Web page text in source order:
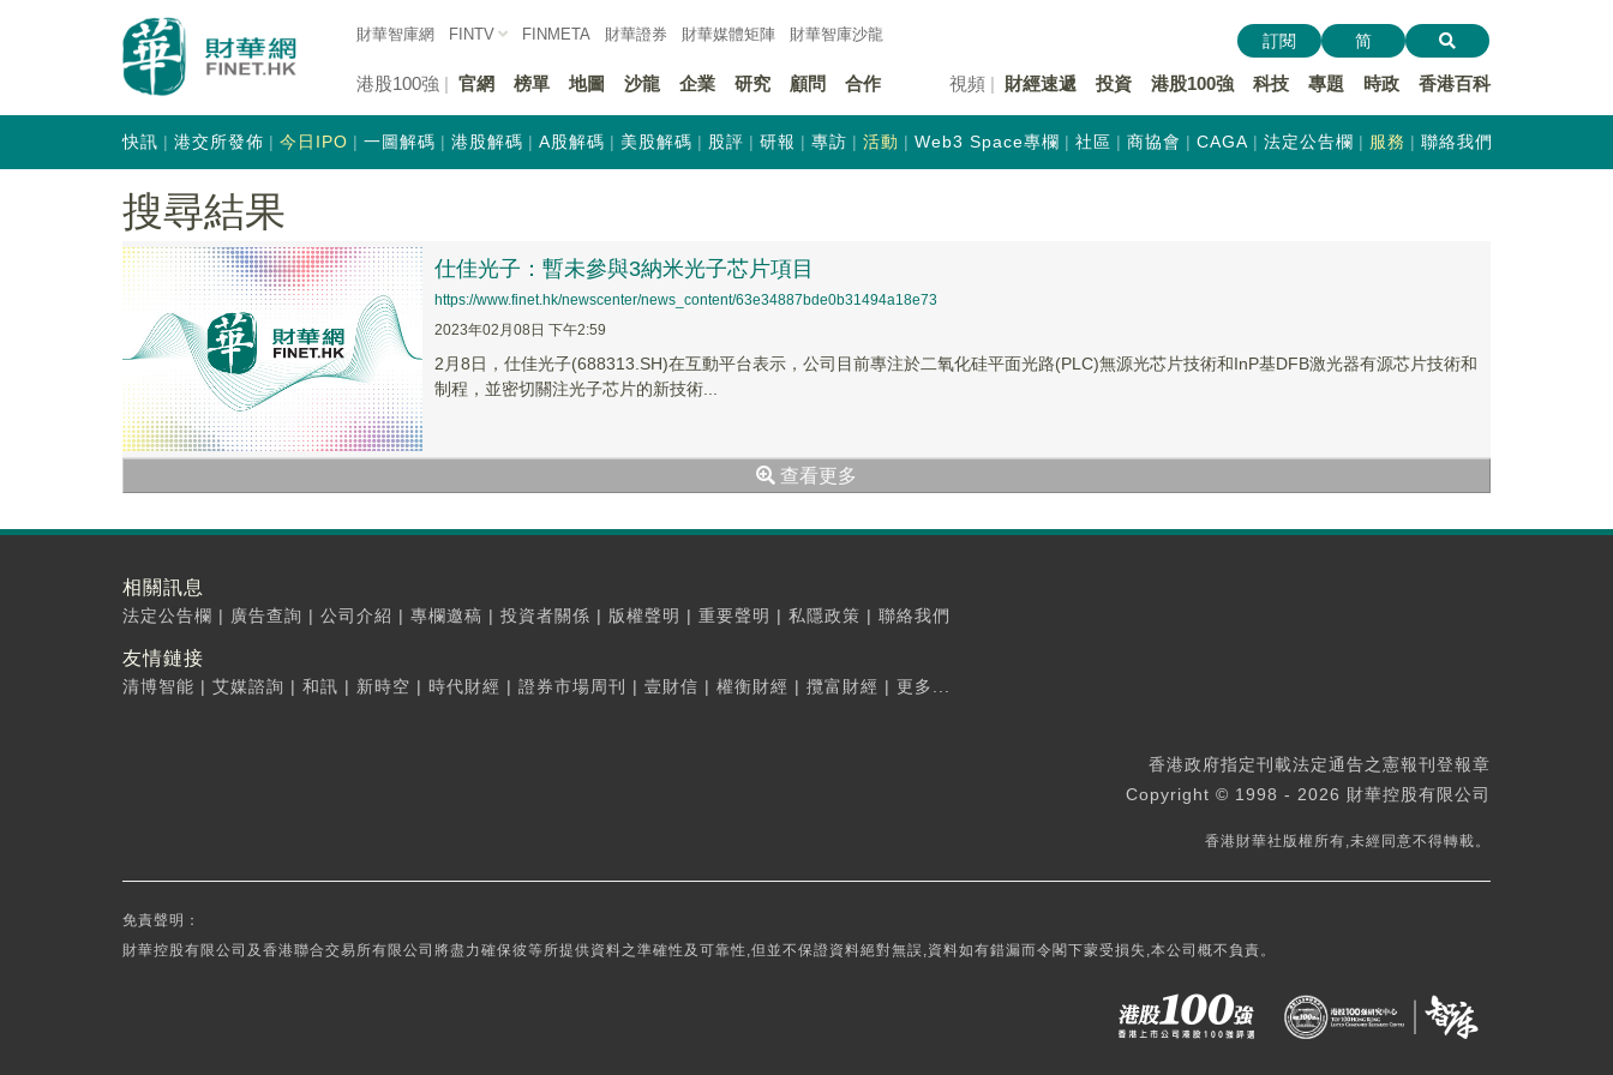
財華智庫網 FINTV FINMETA 財華證券 財華媒體矩陣 財華智庫沙龍
港股100強 官網 榜單 地圖 沙龍 企業 研究 顧問 合作 視頻 財經速遞 投資 港股100強 科技 專題 時政 香港百科
訂閱 简
快訊 港交所發佈 今日IPO 一圖解碼 港股解碼 A股解碼 美股解碼 股評 研報 專訪 活動 Web3 Space專欄 社區 商協會 CAGA 法定公告欄 服務 聯絡我們
搜尋結果
仕佳光子：暫未參與3納米光子芯片項目
https://www.finet.hk/newscenter/news_content/63e34887bde0b31494a18e73
2023年02月08日 下午2:59
2月8日，仕佳光子(688313.SH)在互動平台表示，公司目前專注於二氧化硅平面光路(PLC)無源光芯片技術和InP基DFB激光器有源芯片技術和
制程，並密切關注光子芯片的新技術...
查看更多
相關訊息
法定公告欄 | 廣告查詢 | 公司介紹 | 專欄邀稿 | 投資者關係 | 版權聲明 | 重要聲明 | 私隱政策 | 聯絡我們
友情鏈接
清博智能 | 艾媒諮詢 | 和訊 | 新時空 | 時代財經 | 證券市場周刊 | 壹財信 | 權衡財經 | 攬富財經 | 更多...
香港政府指定刊載法定通告之憲報刊登報章
Copyright © 1998 - 2026 財華控股有限公司
香港財華社版權所有,未經同意不得轉載。
免責聲明：
財華控股有限公司及香港聯合交易所有限公司將盡力確保彼等所提供資料之準確性及可靠性,但並不保證資料絕對無誤,資料如有錯漏而令閣下蒙受損失,本公司概不負責。